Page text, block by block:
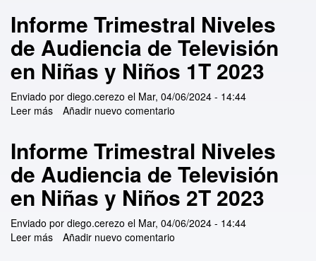
Informe Trimestral Niveles
de Audiencia de Televisión
en Niñas y Niños 1T 2023
Enviado por diego.cerezo el Mar, 04/06/2024 - 14:44
Leer más sobre Informe Trimestral Niveles de Audiencia de
Añadir nuevo comentario
Informe Trimestral Niveles
de Audiencia de Televisión
en Niñas y Niños 2T 2023
Enviado por diego.cerezo el Mar, 04/06/2024 - 14:44
Leer más sobre Informe Trimestral Niveles de Audiencia de
Añadir nuevo comentario